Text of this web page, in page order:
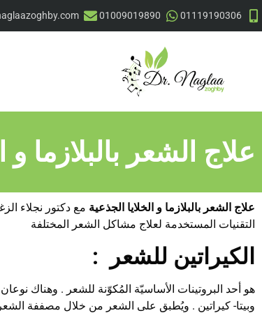
01119190306
01009019890
علاج الشعر بالبلازما
علاج الشعر بالبلازما و الخلايا الجذعية مع دكتور نجلاء
التقنيات المستخدمة لعلاج مشاكل الشعر المختلفة
الكيراتين للشعر :
هو أحد البروتينات الأساسيّة المُكوّنة للشعر . وهناك نوعان
وبيتا- كيراتين . ويُطبق على الشعر من خلال مصففة